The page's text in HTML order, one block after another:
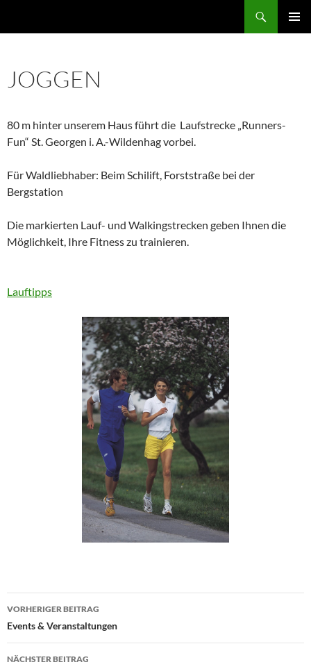
JOGGEN
80 m hinter unserem Haus führt die Laufstrecke „Runners-
Fun“ St. Georgen i. A.-Wildenhag vorbei.
Für Waldliebhaber: Beim Schilift, Forststraße bei der
Bergstation
Die markierten Lauf- und Walkingstrecken geben Ihnen die
Möglichkeit, Ihre Fitness zu trainieren.
Lauftipps
Beitragsnavigation
VORHERIGER BEITRAG
Events & Veranstaltungen
NÄCHSTER BEITRAG